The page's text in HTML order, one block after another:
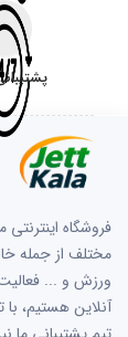
پشتیبانی
فروشگاه
مختلف از جمله
ورزش و ...
آنلاین هستیم،